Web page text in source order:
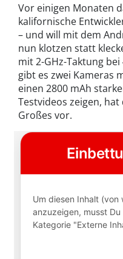
Vor einigen Monaten
kalifornische
– und will mit dem
nun klotzen statt
mit 2-GHz-Taktung
gibt es zwei Kameras
einen 2800 mAh
Testvideos zeigen, hat
Großes vor.